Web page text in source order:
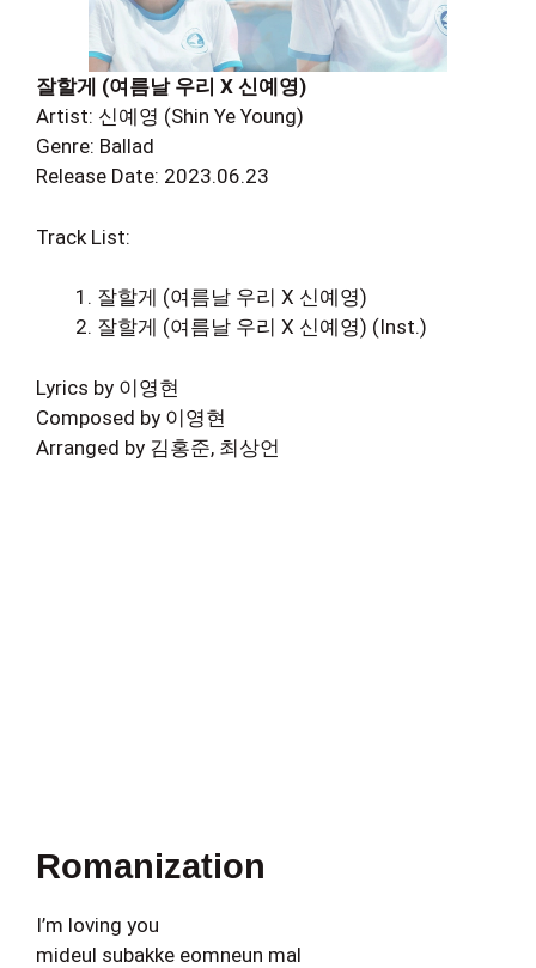
잘할게 (여름날 우리 X 신예영)
Artist: 신예영 (Shin Ye Young)
Genre: Ballad
Release Date: 2023.06.23
Track List:
잘할게 (여름날 우리 X 신예영)
잘할게 (여름날 우리 X 신예영) (Inst.)
Lyrics by 이영현
Composed by 이영현
Arranged by 김홍준, 최상언
Romanization
I’m loving you
mideul subakke eomneun mal